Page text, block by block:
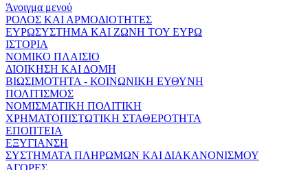
Άνοιγμα μενού
ΡΟΛΟΣ ΚΑΙ ΑΡΜΟΔΙΟΤΗΤΕΣ
ΕΥΡΩΣΥΣΤΗΜΑ ΚΑΙ ΖΩΝΗ ΤΟΥ ΕΥΡΩ
ΙΣΤΟΡΙΑ
ΝΟΜΙΚΟ ΠΛΑΙΣΙΟ
ΔΙΟΙΚΗΣΗ ΚΑΙ ΔΟΜΗ
ΒΙΩΣΙΜΟΤΗΤΑ - ΚΟΙΝΩΝΙΚΗ ΕΥΘΥΝΗ
ΠΟΛΙΤΙΣΜΟΣ
ΝΟΜΙΣΜΑΤΙΚΗ ΠΟΛΙΤΙΚΗ
ΧΡΗΜΑΤΟΠΙΣΤΩΤΙΚΗ ΣΤΑΘΕΡΟΤΗΤΑ
ΕΠΟΠΤΕΙΑ
ΕΞΥΓΙΑΝΣΗ
ΣΥΣΤΗΜΑΤΑ ΠΛΗΡΩΜΩΝ ΚΑΙ ΔΙΑΚΑΝΟΝΙΣΜΟΥ
ΑΓΟΡΕΣ